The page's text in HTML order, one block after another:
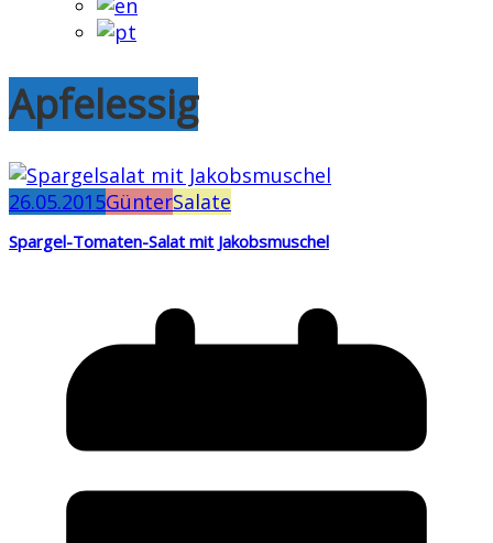
Apfelessig
26.05.2015GünterSalate
Spargel-Tomaten-Salat mit Jakobsmuschel